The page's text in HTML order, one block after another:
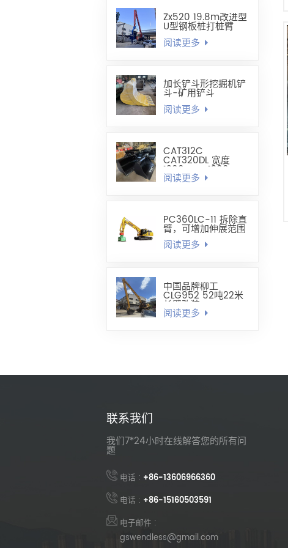
Zx520 19.8m改进型
U型钢板桩打桩臂
阅读更多
加长铲斗形挖掘机铲
斗-矿用铲斗
阅读更多
CAT312C
CAT320DL 宽度
1200mm-1300mm
调平铲斗
阅读更多
PC360LC-11 拆除直
臂，可增加伸展范围
阅读更多
中国品牌柳工
CLG952 52吨22米
长臂改装
阅读更多
联系我们
我们7*24小时在线解答您的所有问
题
电话 : +86-13606966360
电话 : +86-15160503591
电子邮件 :
gswendless@gmail.com